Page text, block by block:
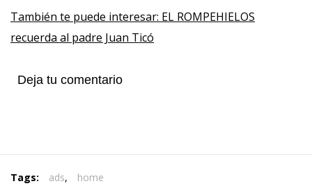
También te puede interesar: EL ROMPEHIELOS
recuerda al padre Juan Ticó
Deja tu comentario
Tags: ads, home